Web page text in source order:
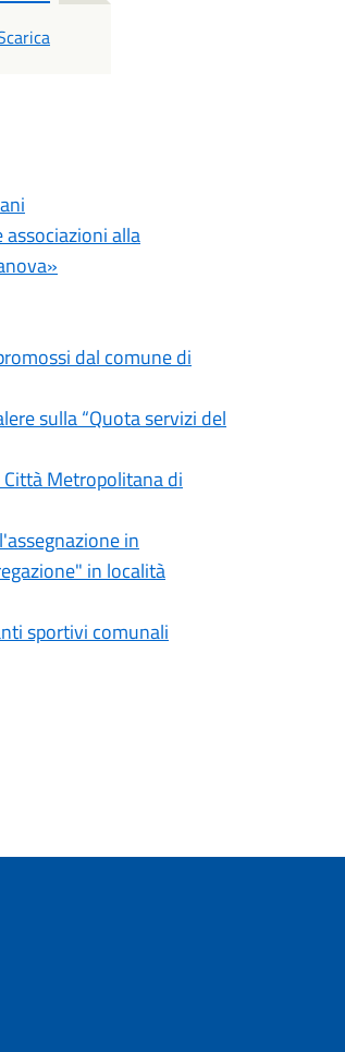
alla
dal comune di
sulla “Quota servizi del
Metropolitana di
in
in località
sportivi comunali